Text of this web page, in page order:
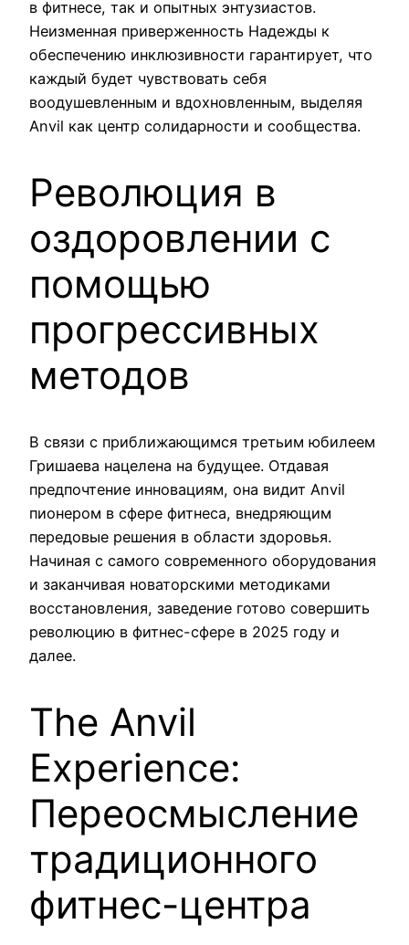
в фитнесе, так и опытных энтузиастов.
Неизменная приверженность Надежды к
обеспечению инклюзивности гарантирует, что
каждый будет чувствовать себя
воодушевленным и вдохновленным, выделяя
Anvil как центр солидарности и сообщества.
Революция в
оздоровлении с
помощью
прогрессивных
методов
В связи с приближающимся третьим юбилеем
Гришаева нацелена на будущее. Отдавая
предпочтение инновациям, она видит Anvil
пионером в сфере фитнеса, внедряющим
передовые решения в области здоровья.
Начиная с самого современного оборудования
и заканчивая новаторскими методиками
восстановления, заведение готово совершить
революцию в фитнес-сфере в 2025 году и
далее.
The Anvil
Experience:
Переосмысление
традиционного
фитнес-центра